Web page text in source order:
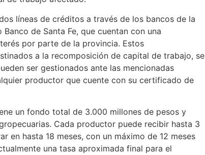
líneas de créditos a través de los bancos de la
de Santa Fe, que cuentan con una
por parte de la provincia. Estos
a la recomposición de capital de trabajo, se
ser gestionados ante las mencionadas
productor que cuente con su certificado de
un fondo total de 3.000 millones de pesos y
Cada productor puede recibir hasta 3
en hasta 18 meses, con un máximo de 12 meses
una tasa aproximada final para el